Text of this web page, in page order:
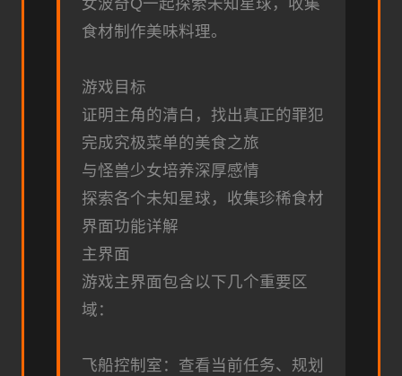
女波奇Q一起探索未知星球，收集
食材制作美味料理。
游戏目标
证明主角的清白，找出真正的罪犯
完成究极菜单的美食之旅
与怪兽少女培养深厚感情
探索各个未知星球，收集珍稀食材
界面功能详解
主界面
游戏主界面包含以下几个重要区
域：
飞船控制室：查看当前任务、规划